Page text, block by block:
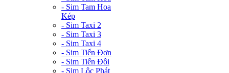
- Sim Tam Hoa
Kép
- Sim Taxi 2
- Sim Taxi 3
- Sim Taxi 4
- Sim Tiến Đơn
- Sim Tiến Đôi
- Sim Lộc Phát